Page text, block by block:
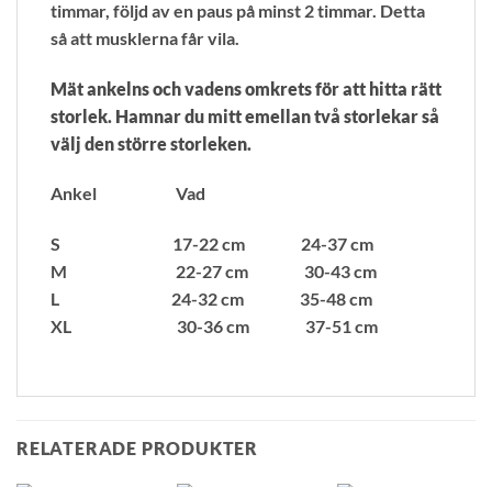
timmar, följd av en paus på minst 2 timmar. Detta
så att musklerna får vila.
Mät ankelns och vadens omkrets för att hitta rätt
storlek. Hamnar du mitt emellan två storlekar så
välj den större storleken.
Ankel Vad
S 17-22 cm 24-37 cm
M 22-27 cm 30-43 cm
L 24-32 cm 35-48 cm
XL 30-36 cm 37-51 cm
RELATERADE PRODUKTER